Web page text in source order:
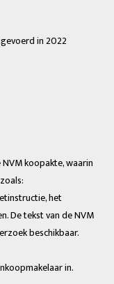
in 2022
koopakte, waarin
het
De tekst van de NVM
beschikbaar.
in.